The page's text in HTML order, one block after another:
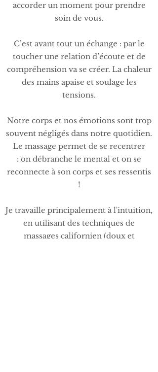
accorder un moment pour prendre
soin de vous.
C’est avant tout un échange : par le
toucher une relation d’écoute et de
compréhension va se créer. La chaleur
des mains apaise et soulage les
tensions.
Notre corps et nos émotions sont trop
souvent négligés dans notre quotidien.
Le massage permet de se recentrer
: on débranche le mental et on se
reconnecte à son corps et ses ressentis
!
Je travaille principalement à l'intuition,
en utilisant des techniques de
massages californien (doux et